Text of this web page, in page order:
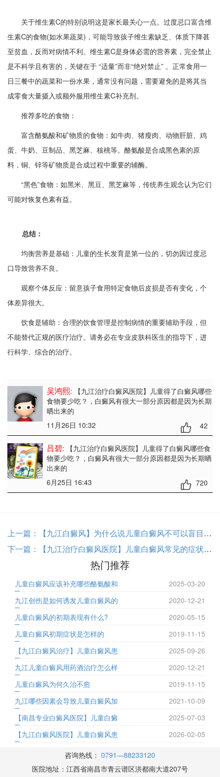
关于维生素C的特别说明这是家长最关心一点。过度忌口富含维
生素C的食物(如水果蔬菜)，可能导致孩子维生素缺乏、体质下降甚
至贫血，反而对病情不利。维生素C是身体必需的营养素，完全禁止
是不科学且有害的，关键在于 “适量”而非“绝对禁止”​ 。正常食用一
日三餐中的蔬菜和一份水果，通常没有问题，需要避免的是将其当
成零食大量摄入或额外服用维生素C补充剂。
推荐多吃的食物：
富含酪氨酸和矿物质的食物：如牛肉、猪瘦肉、动物肝脏、鸡
蛋、牛奶、豆制品、黑芝麻、核桃等。酪氨酸是合成黑色素的原
料，铜、锌等矿物质是合成过程中重要的辅酶。
“黑色”食物：如黑米、黑豆、黑芝麻等，传统养生观念认为它们
可能对恢复色素有益。
总结：
均衡营养是基础：儿童的生长发育是第一位的，切勿因过度忌
口导致营养不良。
观察个体反应：留意孩子食用特定食物后皮损是否有变化，个
体差异很大。
饮食是辅助：合理的饮食管理是控制病情的重要辅助手段，但
不能替代正规的医疗治疗。请务必在专业皮肤科医生的指导下，进
行科学、综合的治疗。
吴鸿熙: 【九江治疗白癜风医院】儿童得了白癜风哪些
食物要少吃？ ，白癜风有很大一部分原因都是因为长期
晒出来的
11月26日 10:32
42
吕碧: 【九江治疗白癜风医院】儿童得了白癜风哪些食
物要少吃？ ，白癜风有很大一部分原因都是因为长期晒
出来的
6月25日 16:43
720
上一篇：
【九江白癜风】为什么说儿童白癜风不可以盲目治疗？
下一篇：
【九江治疗白癜风医院】儿童白癜风常见的症状有哪些？
热门推荐
儿童白癜风应该补充哪些酪氨酸和
2025-03-20
九江创伤是如何诱发儿童白癜风的
2020-12-21
儿童白癜风的初期表现有什么?
2020-05-15
儿童白癜风初期症状是怎样的
2019-11-15
【九江白癜风治疗】儿童白癜风患
2025-09-26
九江儿童白癜风用药酒治疗怎么样
2020-12-21
儿童白癜风为何久治不愈
2019-11-15
九江哪些因素会导致儿童白癜风加
2021-10-09
【南昌专业白癜风医院】儿童白癜
2025-07-03
【九江白癜风医院】儿童白癜风患
2026-02-05
咨询热线： 0791—88233120
医院地址：江西省南昌市青云谱区洪都南大道207号